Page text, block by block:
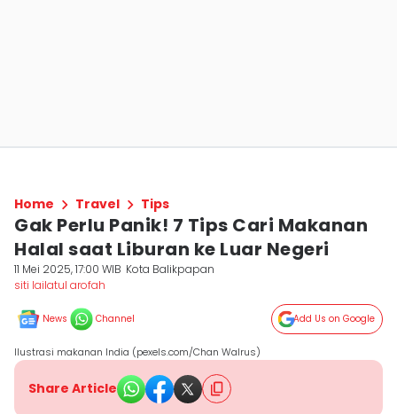
Home Travel Tips
Gak Perlu Panik! 7 Tips Cari Makanan
Halal saat Liburan ke Luar Negeri
11 Mei 2025, 17:00 WIB Kota Balikpapan
siti lailatul arofah
News Channel Add Us on Google
Ilustrasi makanan India (pexels.com/Chan Walrus)
Share Article